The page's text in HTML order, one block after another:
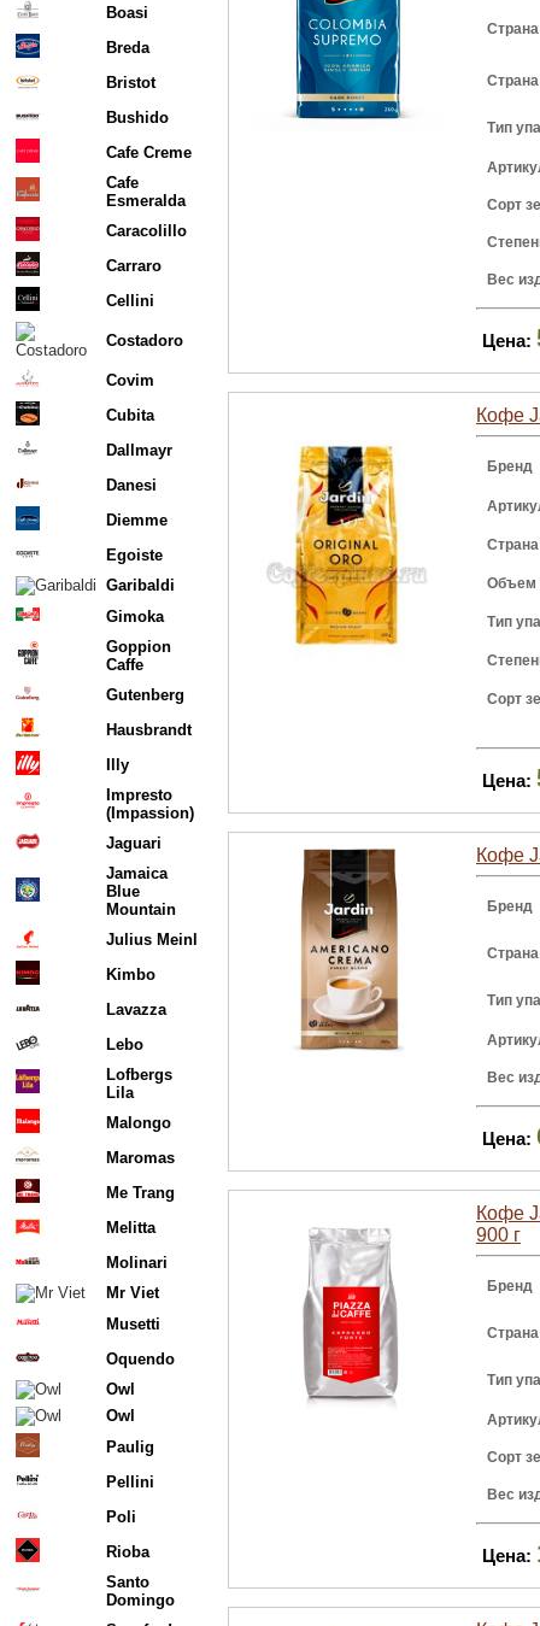
Boasi
Breda
Bristot
Bushido
Cafe Creme
Cafe
Esmeralda
Caracolillo
Carraro
Cellini
Costadoro
Covim
Cubita
Dallmayr
Danesi
Diemme
Egoiste
Garibaldi
Gimoka
Goppion
Caffe
Gutenberg
Hausbrandt
Illy
Impresto
(Impassion)
Jaguari
Jamaica
Blue
Mountain
Julius Meinl
Kimbo
Lavazza
Lebo
Lofbergs
Lila
Malongo
Maromas
Me Trang
Melitta
Molinari
Mr Viet
Musetti
Oquendo
Owl
Owl
Paulig
Pellini
Poli
Rioba
Santo
Domingo
Тип
Сорт
Вес
Цена:
Кофе
Бренд
Объем
Тип
Сорт
Цена:
Кофе
Бренд
Тип
Вес
Цена:
Кофе
900 г
Бренд
Тип
Сорт
Вес
Цена: